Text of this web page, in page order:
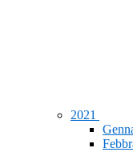
2021